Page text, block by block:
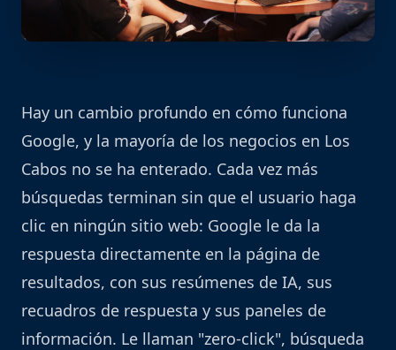
Hay un cambio profundo en cómo funciona
Google, y la mayoría de los negocios en Los
Cabos no se ha enterado. Cada vez más
búsquedas terminan sin que el usuario haga
clic en ningún sitio web: Google le da la
respuesta directamente en la página de
resultados, con sus resúmenes de IA, sus
recuadros de respuesta y sus paneles de
información. Le llaman "zero-click", búsqueda